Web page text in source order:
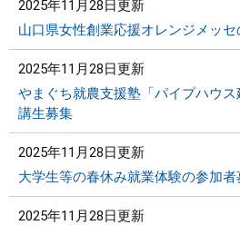
2025年11月28日更新
山口県女性創業応援オレンジメッ
2025年11月28日更新
やまぐち就農支援塾「パイプハウ
講生募集
2025年11月28日更新
大学生等の春休み就業体験の参加者
2025年11月28日更新